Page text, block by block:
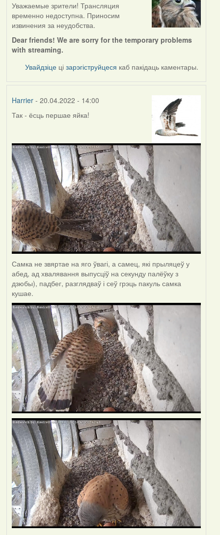
Уважаемые зрители! Трансляция
временно недоступна. Приносим
извинения за неудобства.
Dear friends! We are sorry for the temporary problems
with streaming.
Увайдзіце цізарэгіструйцеся каб пакідаць каментары.
Harrier- 20.04.2022 - 14:00
Так - ёсць першае яйка!
Самка не звяртае на яго ўвагі, а самец, які прыляцеў у
абед, ад хвалявання выпусціў на секунду палёўку з
дзюбы), падбег, разглядваў і сеў грэць пакуль самка
кушае.